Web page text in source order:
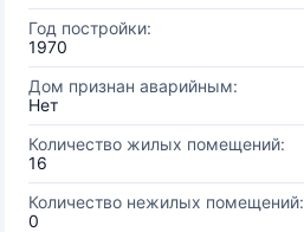
Год постройки:
1970
Дом признан аварийным:
Нет
Количество жилых помещений:
16
Количество нежилых помещений:
0